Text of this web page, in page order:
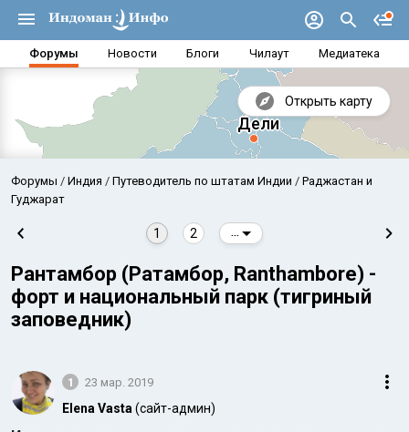
Форумы Новости Блоги Чилаут Медиатека
Открыть карту
Аравийское море
Форумы Индия Путеводитель по штатам Индии
Раджастан и
Гуджарат
1 2
Рантамбор (Ратамбор, Ranthambore) -
форт и национальный парк (тигриный
заповедник)
1 23 мар. 2019
Elena Vasta (сайт-админ)